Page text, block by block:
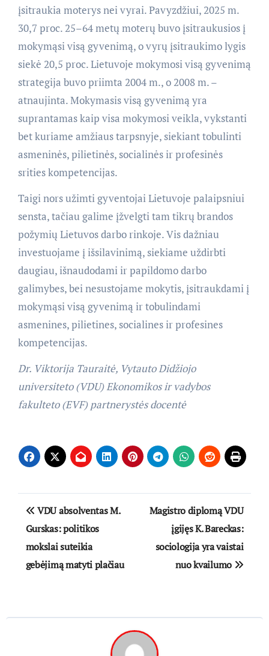
įsitraukia moterys nei vyrai. Pavyzdžiui, 2025 m.
30,7 proc. 25–64 metų moterų buvo įsitraukusios į
mokymąsi visą gyvenimą, o vyrų įsitraukimo lygis
siekė 20,5 proc. Lietuvoje mokymosi visą gyvenimą
strategija buvo priimta 2004 m., o 2008 m. –
atnaujinta. Mokymasis visą gyvenimą yra
suprantamas kaip visa mokymosi veikla, vykstanti
bet kuriame amžiaus tarpsnyje, siekiant tobulinti
asmeninės, pilietinės, socialinės ir profesinės
srities kompetencijas.
Taigi nors užimti gyventojai Lietuvoje palaipsniui
sensta, tačiau galime įžvelgti tam tikrų brandos
požymių Lietuvos darbo rinkoje. Vis dažniau
investuojame į išsilavinimą, siekiame uždirbti
daugiau, išnaudodami ir papildomo darbo
galimybes, bei nesustojame mokytis, įsitraukdami į
mokymąsi visą gyvenimą ir tobulindami
asmenines, pilietines, socialines ir profesines
kompetencijas.
Dr. Viktorija Tauraitė, Vytauto Didžiojo
universiteto (VDU) Ekonomikos ir vadybos
fakulteto (EVF) partnerystės docentė
Navigacija
tarp
įrašų
VDU absolventas M.
Gurskas: politikos
mokslai suteikia
gebėjimą matyti plačiau
Magistro diplomą VDU
įgijęs K. Bareckas:
sociologija yra vaistai
nuo kvailumo